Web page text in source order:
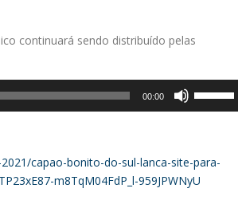
continuará sendo distribuído pelas
00:00
cima
ou
capao-bonito-do-sul-lanca-site-para-
m8TqM04FdP_l-959JPWNyU